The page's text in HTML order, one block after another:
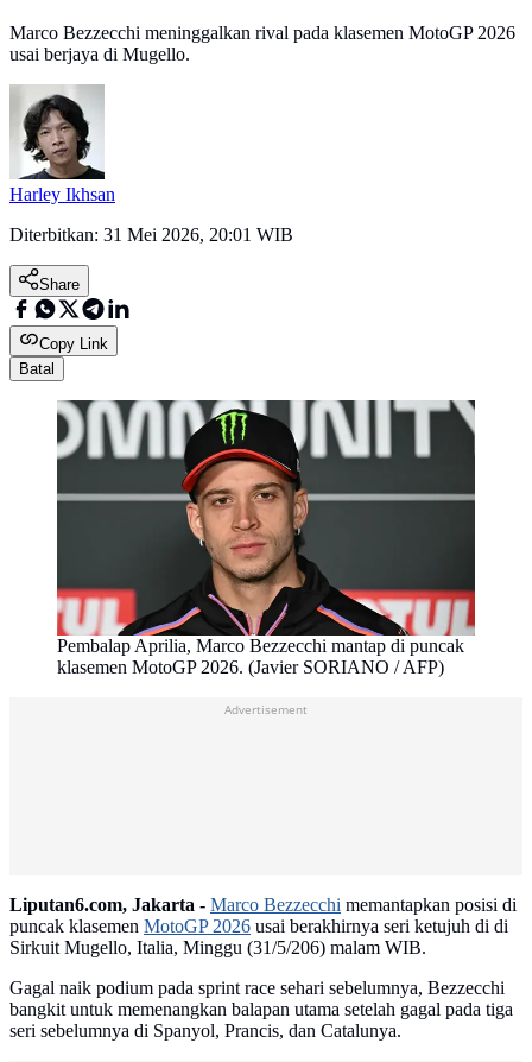
Marco Bezzecchi meninggalkan rival pada klasemen MotoGP 2026
usai berjaya di Mugello.
Harley Ikhsan
Diterbitkan: 31 Mei 2026, 20:01 WIB
Share
Copy Link
Batal
Pembalap Aprilia, Marco Bezzecchi mantap di puncak
klasemen MotoGP 2026. (Javier SORIANO / AFP)
Advertisement
Liputan6.com, Jakarta - Marco Bezzecchi memantapkan posisi di
puncak klasemen MotoGP 2026 usai berakhirnya seri ketujuh di di
Sirkuit Mugello, Italia, Minggu (31/5/206) malam WIB.
Gagal naik podium pada sprint race sehari sebelumnya, Bezzecchi
bangkit untuk memenangkan balapan utama setelah gagal pada tiga
seri sebelumnya di Spanyol, Prancis, dan Catalunya.